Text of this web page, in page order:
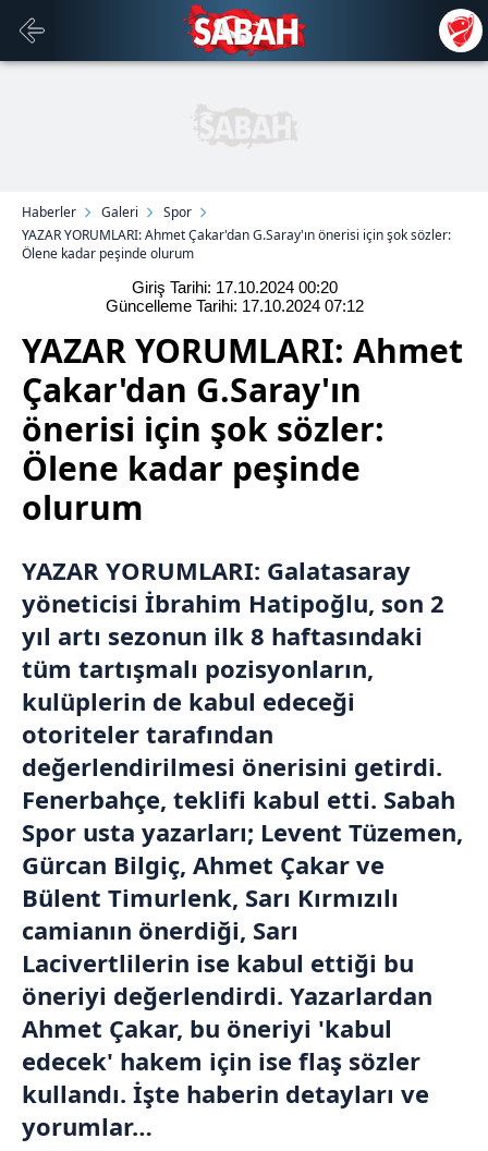
Haberler Galeri
Spor
YAZAR YORUMLARI: Ahmet Çakar'dan G.Saray'ın önerisi için şok sözler:
Ölene kadar peşinde olurum
Giriş Tarihi: 17.10.2024 00:20
Güncelleme Tarihi: 17.10.2024 07:12
YAZAR YORUMLARI: Ahmet
Çakar'dan G.Saray'ın
önerisi için şok sözler:
Ölene kadar peşinde
olurum
YAZAR YORUMLARI: Galatasaray
yöneticisi İbrahim Hatipoğlu, son 2
yıl artı sezonun ilk 8 haftasındaki
tüm tartışmalı pozisyonların,
kulüplerin de kabul edeceği
otoriteler tarafından
değerlendirilmesi önerisini getirdi.
Fenerbahçe, teklifi kabul etti. Sabah
Spor usta yazarları; Levent Tüzemen,
Gürcan Bilgiç, Ahmet Çakar ve
Bülent Timurlenk, Sarı Kırmızılı
camianın önerdiği, Sarı
Lacivertlilerin ise kabul ettiği bu
öneriyi değerlendirdi. Yazarlardan
Ahmet Çakar, bu öneriyi 'kabul
edecek' hakem için ise flaş sözler
kullandı. İşte haberin detayları ve
yorumlar…